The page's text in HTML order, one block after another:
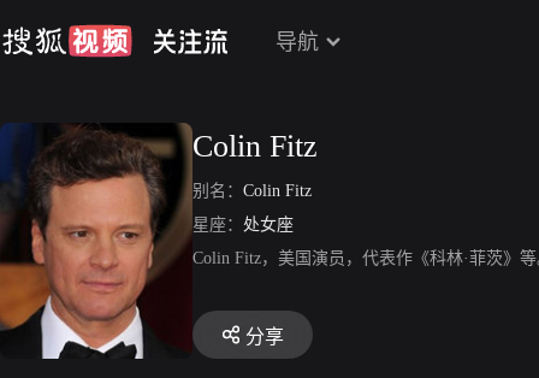
导航
Colin Fitz
别名： Colin Fitz
星座： 处女座
Colin Fitz，美国演员，代表作《科林·菲茨》
分享